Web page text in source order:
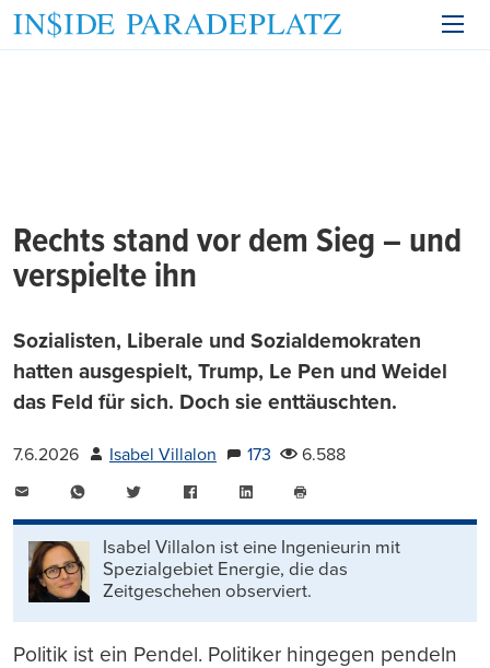
Rechts stand vor dem Sieg – und
verspielte ihn
Sozialisten, Liberale und Sozialdemokraten
hatten ausgespielt, Trump, Le Pen und Weidel
das Feld für sich. Doch sie enttäuschten.
7.6.2026 Isabel Villalon 173
6.588
WhatsAppTwitter FacebookLinkedIn
drucken
Isabel Villalon ist eine Ingenieurin mit
Spezialgebiet Energie, die das
Zeitgeschehen observiert.
Politik ist ein Pendel. Politiker hingegen pendeln